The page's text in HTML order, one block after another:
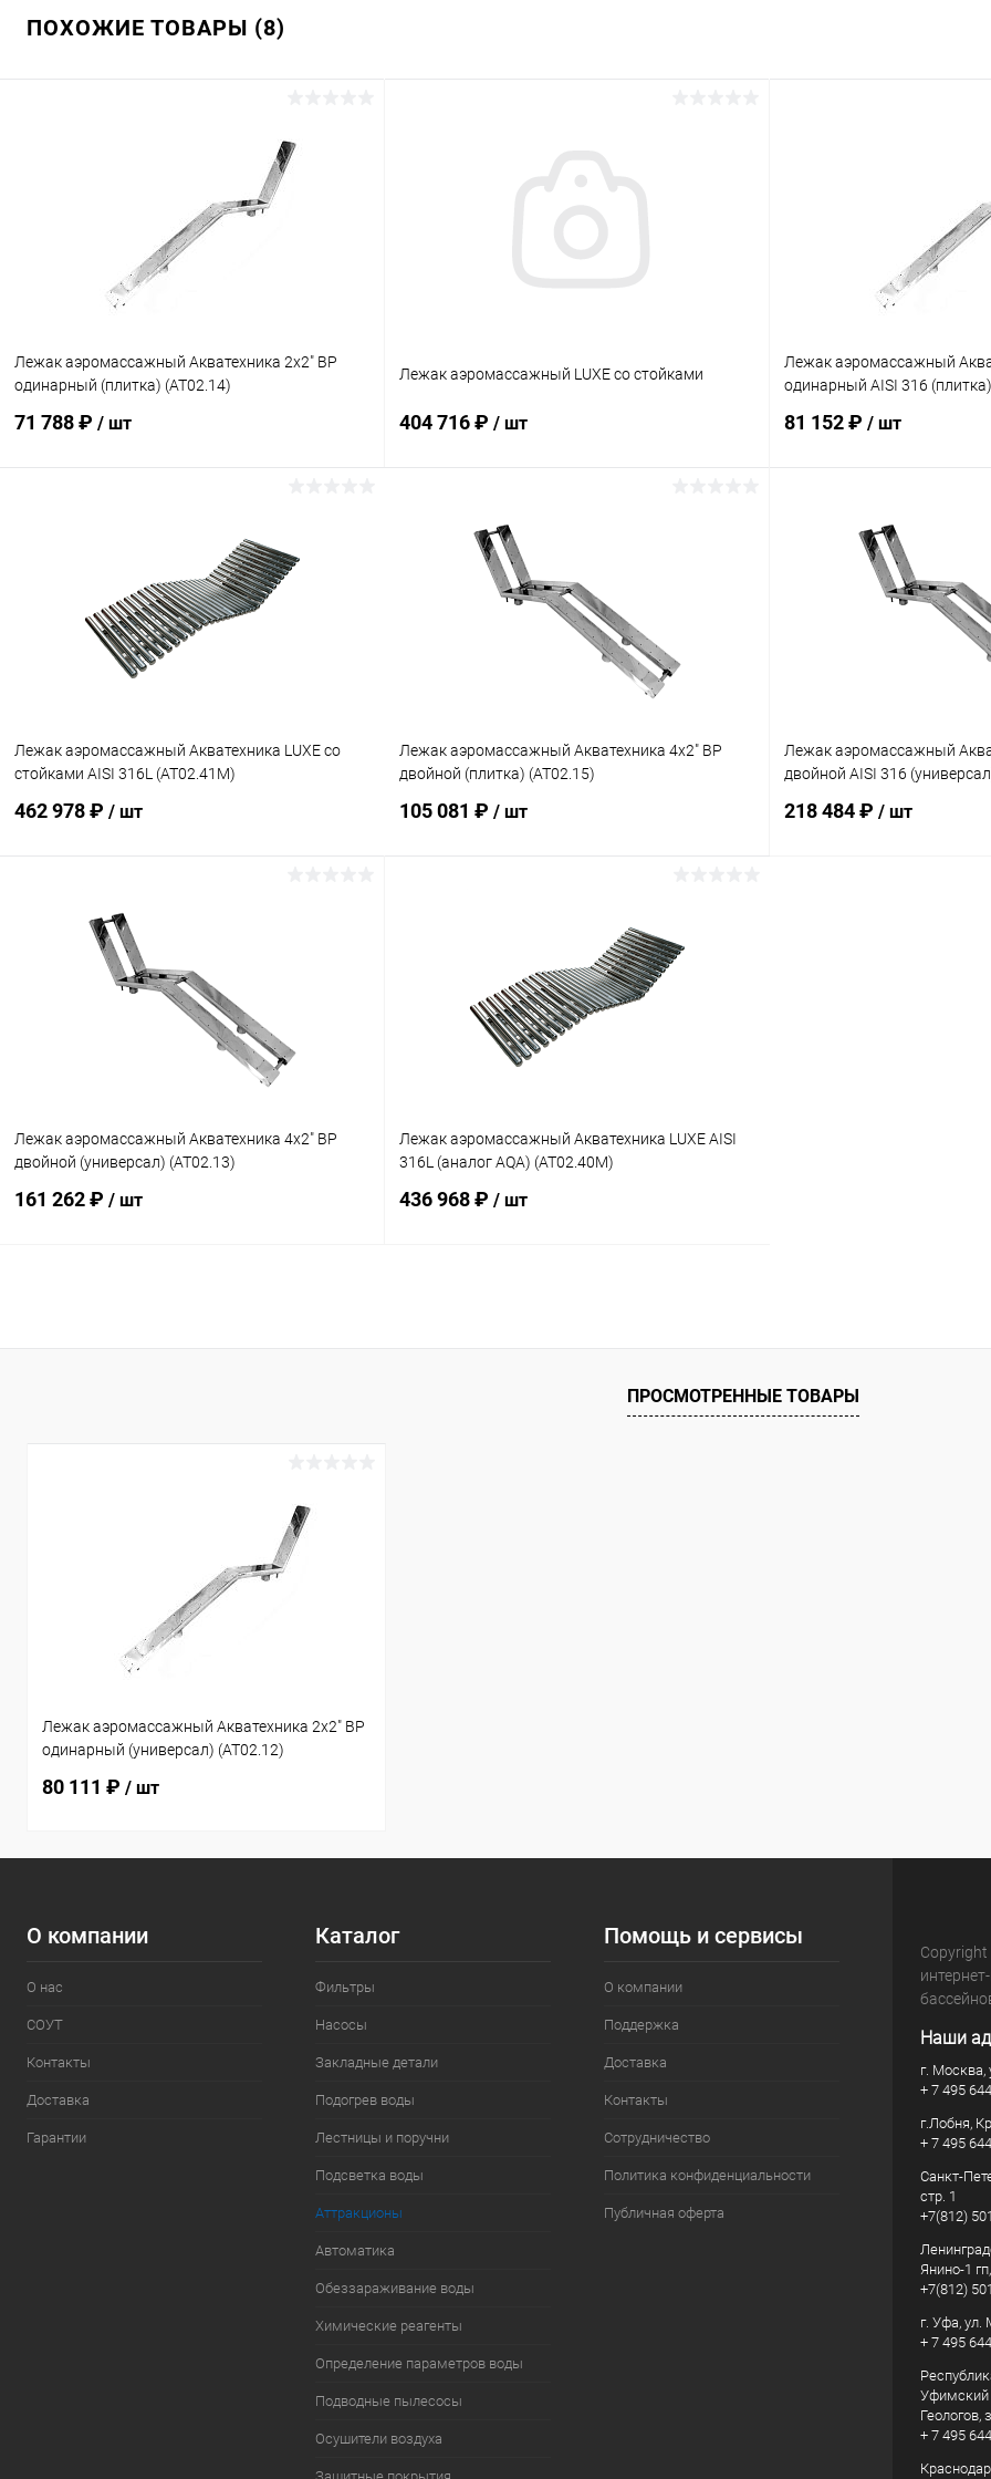
ПОХОЖИЕ ТОВАРЫ (8)
Лежак аэромассажный Акватехника 2х2" ВР
одинарный (плитка) (AT02.14)
71 788 ₽ / шт
К сравнению Под заказ
Лежак аэромассажный LUXE со стойками
404 716 ₽ / шт
В избранное
Лежак аэромассажный
одинарный AISI 316
81 152 ₽ / шт
В избранное
Лежак аэромассажный Акватехника LUXE со
стойками AISI 316L (AT02.41M)
462 978 ₽ / шт
В избранное
Лежак аэромассажный Акватехника 4х2" ВР
двойной (плитка) (AT02.15)
105 081 ₽ / шт
К сравнению В наличии
Лежак аэромассажный
двойной AISI 316
218 484 ₽ / шт
Лежак аэромассажный Акватехника 4х2" ВР
двойной (универсал) (AT02.13)
161 262 ₽ / шт
В избранное
Лежак аэромассажный Акватехника LUXE AISI
316L (аналог AQA) (AT02.40M)
436 968 ₽ / шт
В избранное
Под заказ
ПРОСМОТРЕННЫЕ ТОВАРЫ
Лежак аэромассажный Акватехника 2х2" ВР
одинарный (универсал) (AT02.12)
80 111 ₽ / шт
О компании
О нас
СОУТ
Контакты
Доставка
Гарантии
Каталог
Фильтры
Насосы
Закладные детали
Подогрев воды
Лестницы и поручни
Подсветка воды
Аттракционы
Автоматика
Обеззараживание воды
Химические реагенты
Определение параметров воды
Подводные пылесосы
Осушители воздуха
Помощь и сервисы
О компании
Поддержка
Доставка
Контакты
Сотрудничество
Политика конфиденциальности
Публичная оферта
Наши
г. Москва,
+ 7 495
г.Лобня,
+ 7 495
Санкт-
стр. 1
+7(812)
Янино-1
+7(812)
г. Уфа, ул.
+ 7 495
Уфимский
Геологов,
+ 7 495